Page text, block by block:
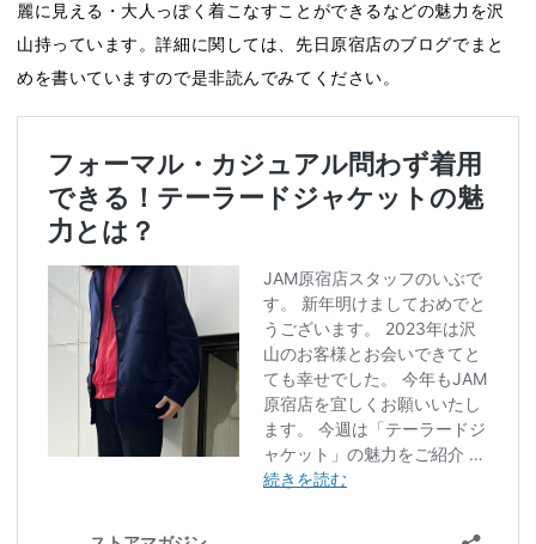
麗に見える・大人っぽく着こなすことができるなどの魅力を沢
山持っています。詳細に関しては、先日原宿店のブログでまと
めを書いていますので是非読んでみてください。